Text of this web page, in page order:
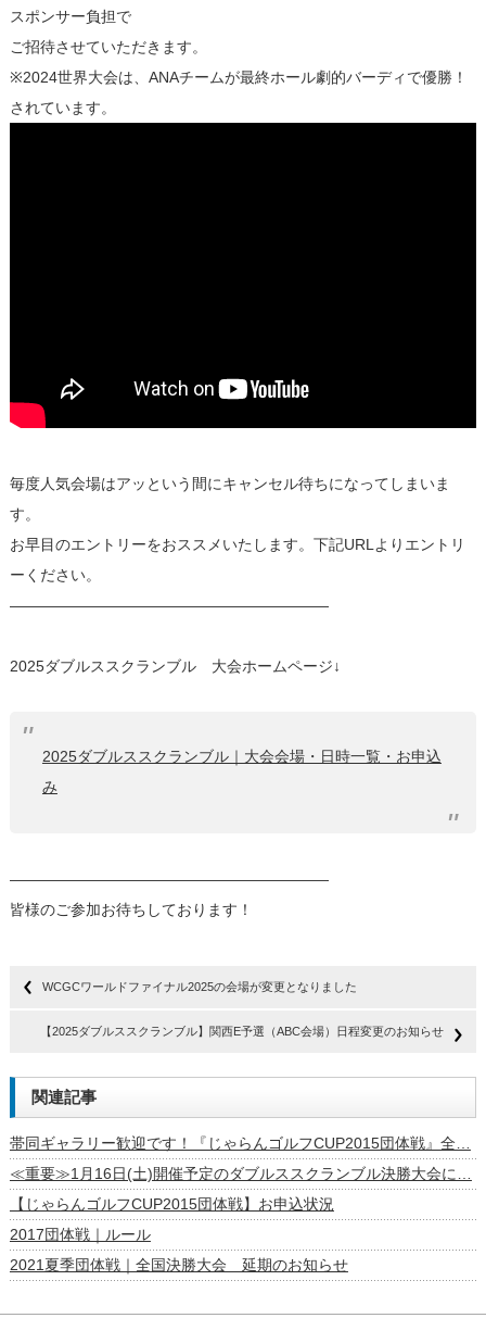
スポンサー負担で
ご招待させていただきます。
※2024世界大会は、ANAチームが最終ホール劇的バーディで優勝！
されています。
毎度人気会場はアッという間にキャンセル待ちになってしまいま
す。
お早目のエントリーをおススメいたします。下記URLよりエントリ
ーください。
—————————————————————
2025ダブルススクランブル 大会ホームページ↓
2025ダブルススクランブル｜大会会場・日時一覧・お申込
み
—————————————————————
皆様のご参加お待ちしております！
WCGCワールドファイナル2025の会場が変更となりました
【2025ダブルススクランブル】関西E予選（ABC会場）日程変更のお知らせ
関連記事
帯同ギャラリー歓迎です！『じゃらんゴルフCUP2015団体戦』全…
≪重要≫1月16日(土)開催予定のダブルススクランブル決勝大会に…
【じゃらんゴルフCUP2015団体戦】お申込状況
2017団体戦｜ルール
2021夏季団体戦｜全国決勝大会 延期のお知らせ